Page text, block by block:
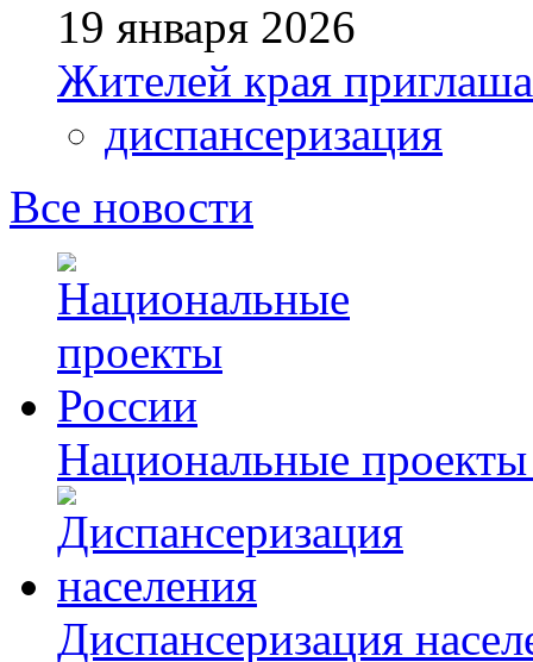
19 января 2026
Жителей края
диспансеризация
Все новости
Национальные
Диспансеризация